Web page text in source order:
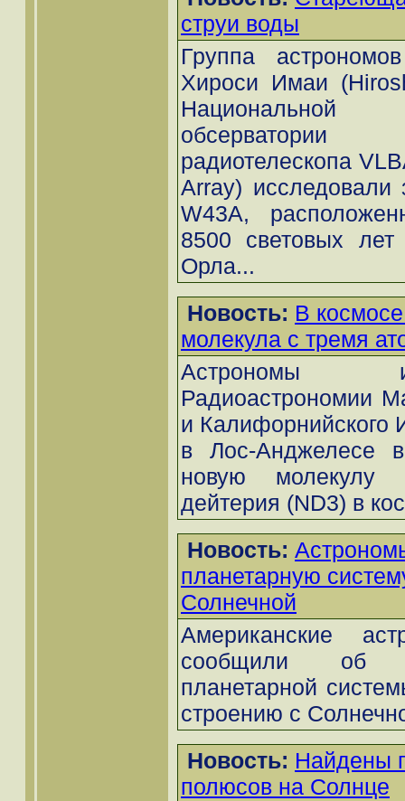
струи воды
Группа
Хироси Имаи
Национальной
радиотелескопа
Array) исследовали
W43А,
8500 световых
Орла...
Новость: В
молекула с тремя
Астрономы
Радиоастрономии
и Калифорнийского
в Лос-Анджелесе
новую
дейтерия (ND3) в
Новость:
планетарную
Солнечной
Американские
сообщили об
планетарной
строению с
Новость: Найдены
полюсов на Солнце